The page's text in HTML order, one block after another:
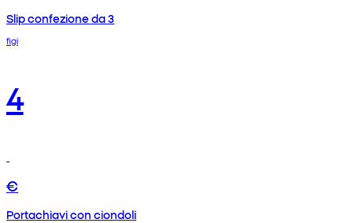
Slip confezione da 3
figi
4
€
Portachiavi con ciondoli